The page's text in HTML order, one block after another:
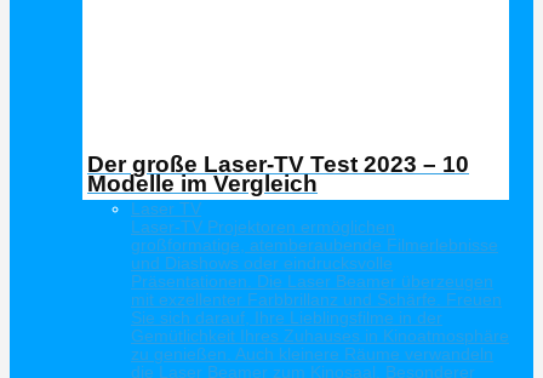
Der große Laser-TV Test 2023 – 10
Modelle im Vergleich
Laser TV
Laser-TV Projektoren ermöglichen
großformatige, atemberaubende Filmerlebnisse
und Diashows oder eindrucksvolle
Präsentationen. Die Laser Beamer überzeugen
mit exzellenter Farbbrillanz und Schärfe. Freuen
Sie sich darauf, Ihre Lieblingsfilme in der
Gemütlichkeit Ihres Zuhauses in Kinoatmosphäre
zu genießen. Auch kleinere Räume verwandeln
die Laser Beamer zum Kinosaal. Besonderer